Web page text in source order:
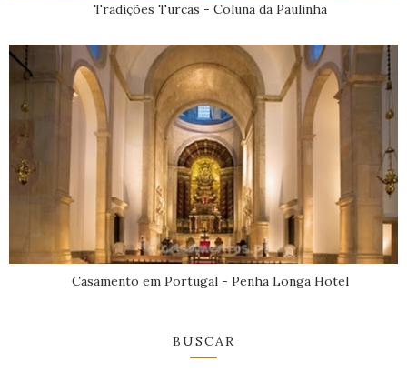
Tradições Turcas - Coluna da Paulinha
Casamento em Portugal - Penha Longa Hotel
BUSCAR